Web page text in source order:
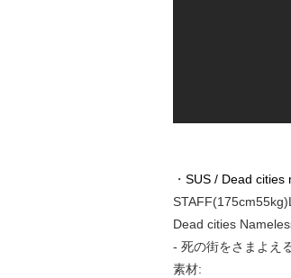
・ SUS / Dead cities
Dead cities
- 死の街をさまよえ
素材: